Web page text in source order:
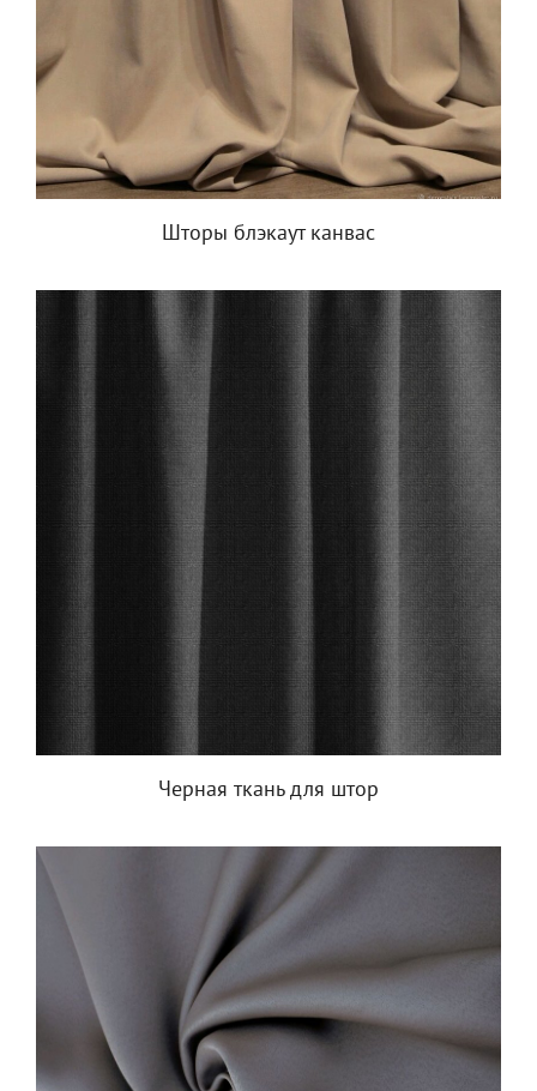
Шторы блэкаут канвас
Черная ткань для штор